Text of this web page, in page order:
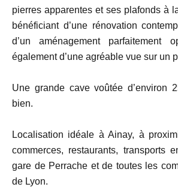
pierres apparentes et ses plafonds à
bénéficiant d’une rénovation
d’un aménagement parfaitement
également d’une agréable vue sur un
Une grande cave voûtée d’environ
bien.
Localisation idéale à Ainay, à
commerces, restaurants, transports
gare de Perrache et de toutes les
de Lyon.